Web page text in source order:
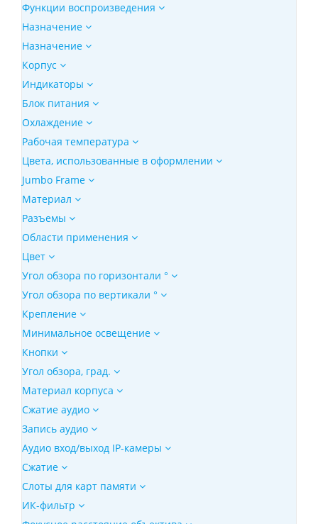
Функции воспроизведения
Назначение
Назначение
Корпус
Индикаторы
Блок питания
Охлаждение
Рабочая температура
Цвета, использованные в оформлении
Jumbo Frame
Материал
Разъемы
Области применения
Цвет
Угол обзора по горизонтали °
Угол обзора по вертикали °
Крепление
Минимальное освещение
Кнопки
Угол обзора, град.
Материал корпуса
Сжатие аудио
Запись аудио
Аудио вход/выход IP-камеры
Сжатие
Слоты для карт памяти
ИК-фильтр